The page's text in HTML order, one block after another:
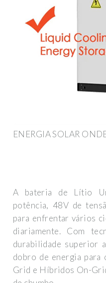
ENERGIA SOLAR
A bateria de Lítio
potência, 48V de
para enfrentar vários
diariamente. Com
durabilidade superior
dobro de energia para
Grid e Híbridos On-